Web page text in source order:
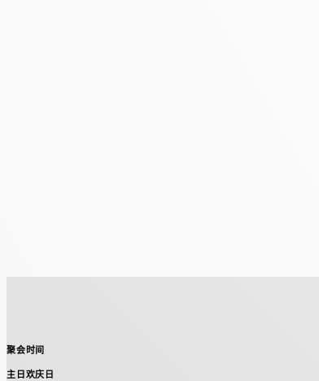
聚会时间
主日欢庆日